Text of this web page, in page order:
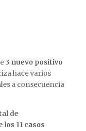
3 nuevo positivo
hace varios
a consecuencia
de
11 casos